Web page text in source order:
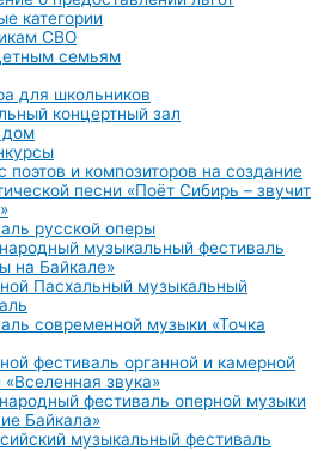
категории
СВО
семьям
для школьников
концертный зал
дом
поэтов и композиторов на создание
песни «Поёт Сибирь – звучит
русской оперы
музыкальный фестиваль
на Байкале»
Пасхальный музыкальный
современной музыки «Точка
фестиваль органной и камерной
звука»
фестиваль оперной музыки
Байкала»
музыкальный фестиваль